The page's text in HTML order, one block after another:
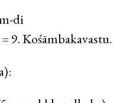
di
9. Kośāmbakavastu.